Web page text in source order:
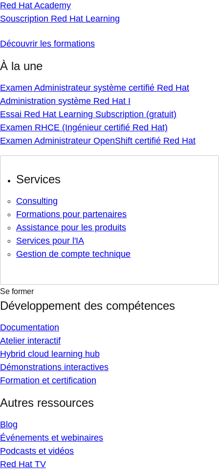
Red Hat Academy
Souscription Red Hat Learning
Découvrir les formations
À la une
Examen Administrateur système certifié Red Hat
Administration système Red Hat I
Essai Red Hat Learning Subscription (gratuit)
Examen RHCE (Ingénieur certifié Red Hat)
Examen Administrateur OpenShift certifié Red Hat
Services
Consulting
Formations pour partenaires
Assistance pour les produits
Services pour l'IA
Gestion de compte technique
Se former
Développement des compétences
Documentation
Atelier interactif
Hybrid cloud learning hub
Démonstrations interactives
Formation et certification
Autres ressources
Blog
Événements et webinaires
Podcasts et vidéos
Red Hat TV